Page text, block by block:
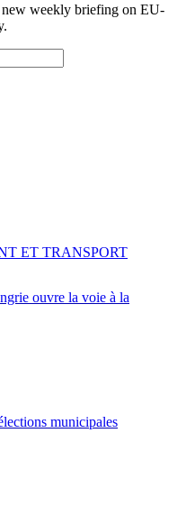
new weekly briefing on EU-
ouvre la voie à la
ET TRANSPORT
municipales